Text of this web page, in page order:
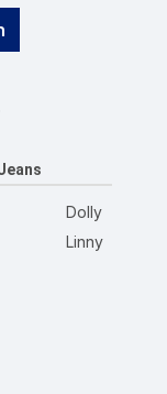
Dolly
Linny